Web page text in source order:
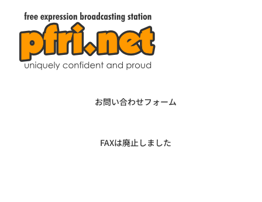
お問い合わせフォーム
FAXは廃止しました